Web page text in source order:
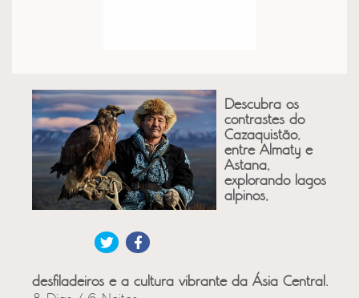
Descubra os
contrastes do
Cazaquistão,
entre Almaty e
Astana,
explorando lagos
alpinos,
desfiladeiros e a cultura vibrante da Ásia Central.